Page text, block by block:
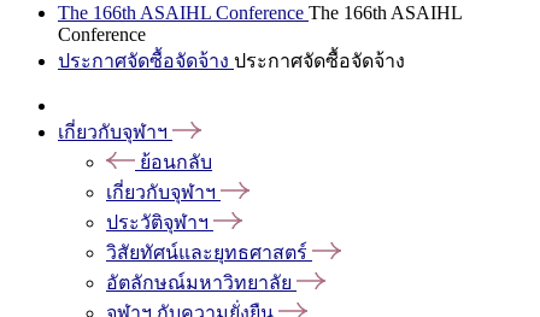
The 166th ASAIHL Conference The 166th ASAIHL
Conference
ประกาศจัดซื้อจัดจ้าง ประกาศจัดซื้อจัดจ้าง
เกี่ยวกับจุฬาฯ
ย้อนกลับ
เกี่ยวกับจุฬาฯ
ประวัติจุฬาฯ
วิสัยทัศน์และยุทธศาสตร์
อัตลักษณ์มหาวิทยาลัย